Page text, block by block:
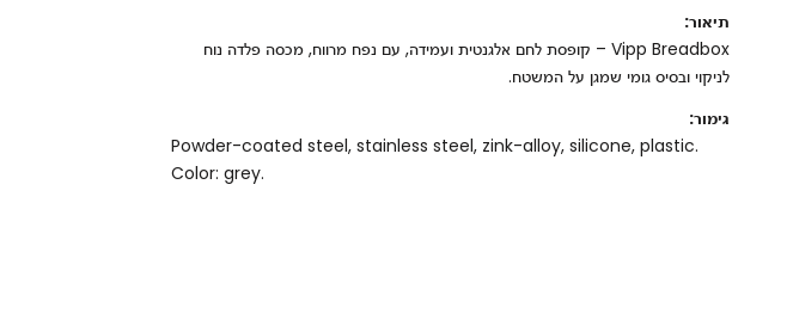
תיאור:
Vipp Breadbox – קופסת לחם אלגנטית ועמידה, עם נפח מרווח, מכסה פלדה נוח
לניקוי ובסיס גומי שמגן על המשטח.
גימור:
Powder-coated steel, stainless steel, zink-alloy, silicone, plastic.
Color: grey.